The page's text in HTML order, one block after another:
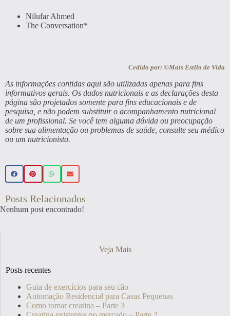
Nilufar Ahmed
The Conversation*
Cedido por: ©Mais Estilo de Vida
As informações contidas aqui são utilizadas apenas para fins
informativos gerais. Os dados nutricionais e as declarações desta
página são projetados somente para fins educacionais e de
pesquisa, e não podem substituir o acompanhamento nutricional
de um profissional. Se você tem alguma dúvida ou preocupação
sobre sua alimentação ou problemas de saúde, consulte seu médico
ou um nutricionista.
Posts Relacionados
Nenhum post encontrado!
Veja Mais
Posts recentes
Guia de exercícios para seu cão
Automação Residencial para Casas Pequenas
Como tomar creatina – Parte 3